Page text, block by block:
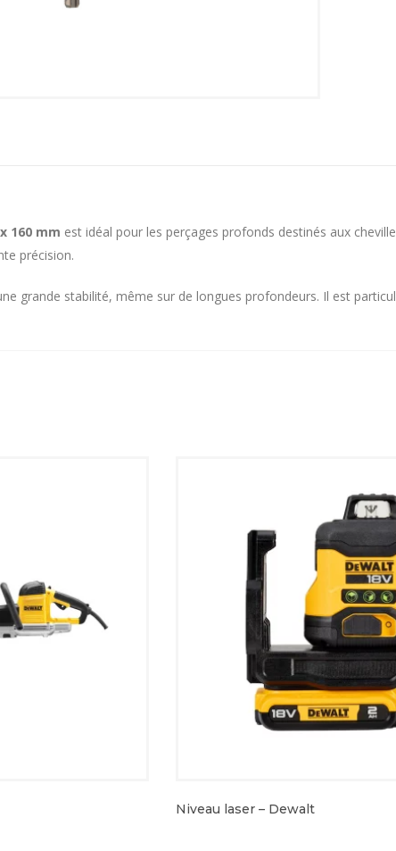
160 mm est idéal pour les perçages profonds destinés aux
précision.
grande stabilité, même sur de longues profondeurs. Il est
Niveau laser – Dewalt